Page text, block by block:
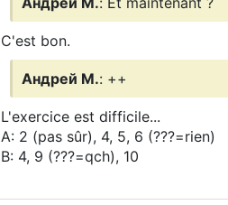
C'est bon.
Андрей М.: ++
L'exercice est difficile...
A: 2 (pas sûr), 4, 5, 6 (???=rien)
B: 4, 9 (???=qch), 10